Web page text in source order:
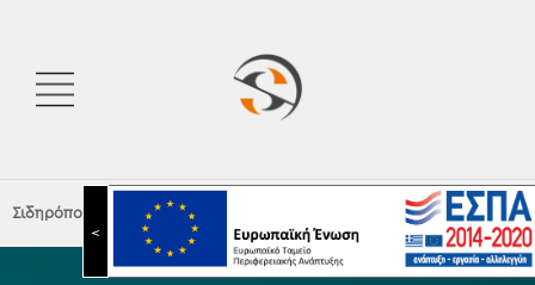
<
Σιδηρόπουλος Α.Ε.| Nova Luce Catalogue 2025 – Technical